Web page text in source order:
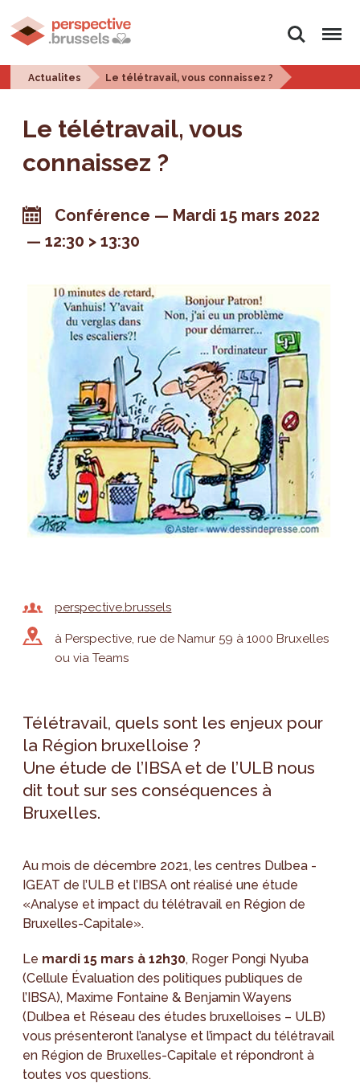
Rechercher
Menu
Actualites Le télétravail, vous connaissez ?
Le télétravail, vous
connaissez ?
Conférence
Mardi 15 mars 2022
12:30 > 13:30
perspective.brussels
à Perspective, rue de Namur 59 à 1000 Bruxelles
ou via Teams
Télétravail, quels sont les enjeux pour
la Région bruxelloise ?
Une étude de l’IBSA et de l’ULB nous
dit tout sur ses conséquences à
Bruxelles.
Au mois de décembre 2021, les centres Dulbea -
IGEAT de l’ULB et l’IBSA ont réalisé une étude
«Analyse et impact du télétravail en Région de
Bruxelles-Capitale».
Le mardi 15 mars à 12h30, Roger Pongi Nyuba
(Cellule Évaluation des politiques publiques de
l’IBSA), Maxime Fontaine & Benjamin Wayens
(Dulbea et Réseau des études bruxelloises – ULB)
vous présenteront l’analyse et l’impact du télétravail
en Région de Bruxelles-Capitale et répondront à
toutes vos questions.